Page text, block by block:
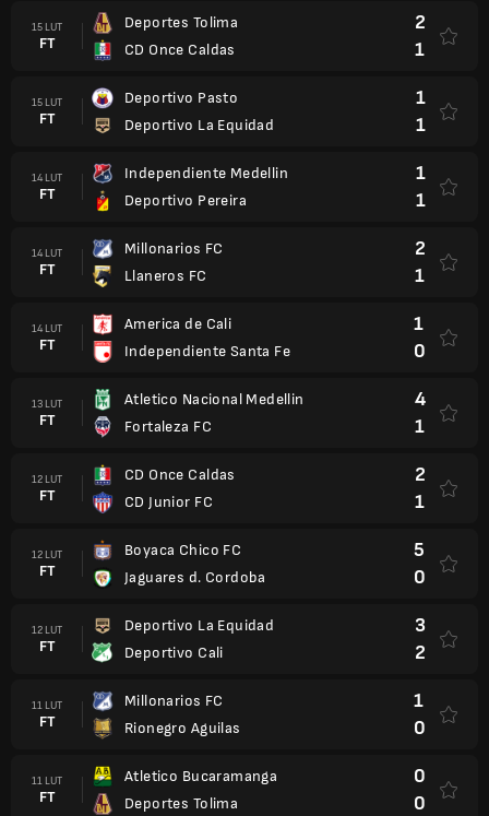
15 LUT
FT
Deportes Tolima
CD Once Caldas
2
1
15 LUT
FT
Deportivo Pasto
Deportivo La Equidad
1
1
14 LUT
FT
Independiente Medellin
Deportivo Pereira
1
1
14 LUT
FT
Millonarios FC
Llaneros FC
2
1
14 LUT
FT
America de Cali
Independiente Santa Fe
1
0
13 LUT
FT
Atletico Nacional Medellin
Fortaleza FC
4
1
12 LUT
FT
CD Once Caldas
CD Junior FC
2
1
12 LUT
FT
Boyaca Chico FC
Jaguares d. Cordoba
5
0
12 LUT
FT
Deportivo La Equidad
Deportivo Cali
3
2
11 LUT
FT
Millonarios FC
Rionegro Aguilas
1
0
11 LUT
FT
Atletico Bucaramanga
Deportes Tolima
0
0